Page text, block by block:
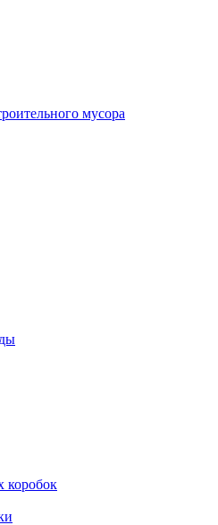
мусора
коробок